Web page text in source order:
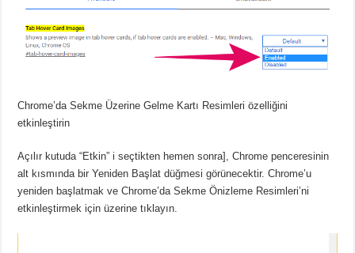
Chrome’da Sekme Üzerine Gelme Kartı Resimleri özelliğini
etkinleştirin
Açılır kutuda “Etkin” i seçtikten hemen sonra], Chrome penceresinin
alt kısmında bir Yeniden Başlat düğmesi görünecektir.Chrome’u
yeniden başlatmak ve Chrome’da Sekme Önizleme Resimleri’ni
etkinleştirmek için üzerine tıklayın.